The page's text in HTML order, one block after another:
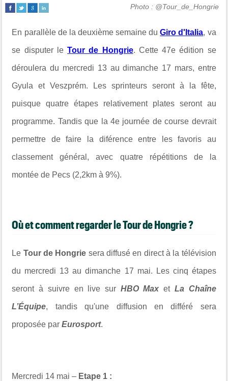
Photo : @Tour_de_Hongrie
En parallèle de la deuxième semaine duGiro d'Italia, va
se disputer le Tour de Hongrie. Cette 47e édition se
déroulera du mercredi 13 au dimanche 17 mars, entre
Gyula et Veszprém. Les sprinteurs seront à la fête,
puisque quatre étapes relativement plates seront au
programme. Tandis que la 4e journée de course devrait
permettre de faire la diférence entre les favoris au
classement général, avec quatre répétitions de la
montée de Pecs (2,2km à 9%).
Où et comment regarder le Tour de Hongrie ?
Le Tour de Hongrie sera diffusé en direct à la télévision
du mercredi 13 au dimanche 17 mai. Les cinq étapes
seront à suivre en live sur HBO Max et La Chaîne
L’Équipe, tandis qu'une diffusion en différé sera
proposée parEurosport.
Mercredi 14 mai – Etape 1 :